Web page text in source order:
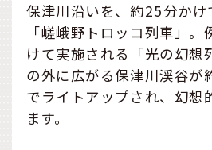
保津川沿いを、約25分かけ
「嵯峨野トロッコ列車」
けて実施される「光の幻想
の外に広がる保津川渓谷
でライトアップされ、幻想
ます。